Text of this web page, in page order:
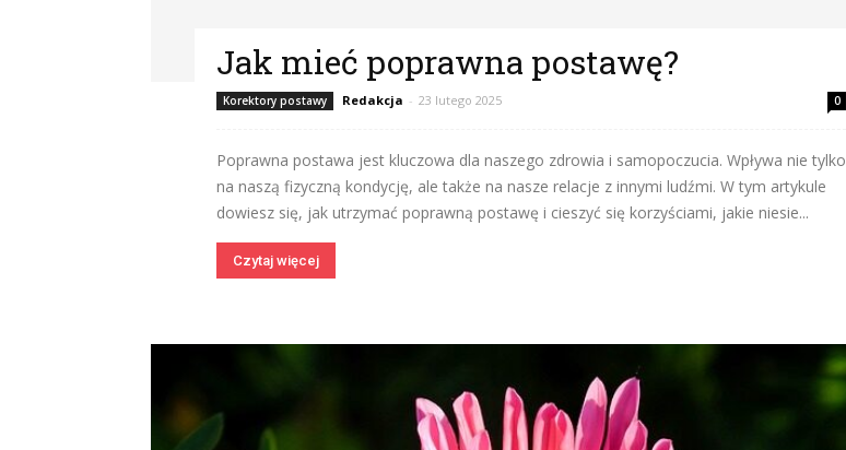
Jak mieć poprawna postawę?
Korektory postawy Redakcja - 23 lutego 2025 0
Poprawna postawa jest kluczowa dla naszego zdrowia i samopoczucia. Wpływa nie tylko
na naszą fizyczną kondycję, ale także na nasze relacje z innymi ludźmi. W tym artykule
dowiesz się, jak utrzymać poprawną postawę i cieszyć się korzyściami, jakie niesie...
Czytaj więcej